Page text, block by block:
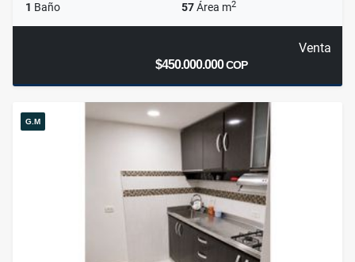
1 Baño 57Área m2
Venta
$450.000.000COP
G.M